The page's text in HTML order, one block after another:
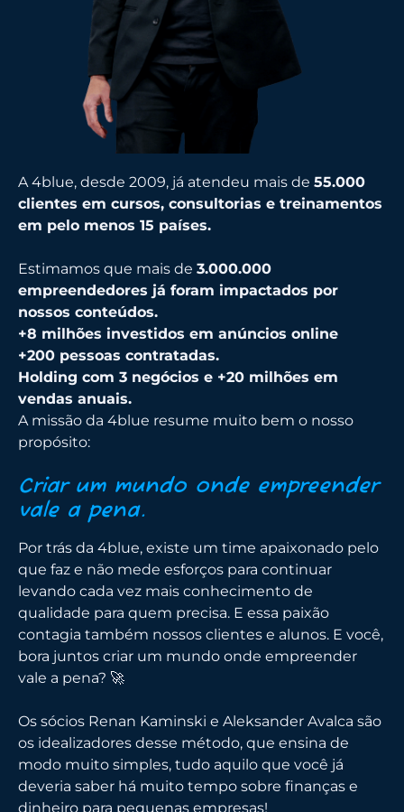
A 4blue, desde 2009, já atendeu mais de 55.000
clientes em cursos, consultorias e treinamentos
em pelo menos 15 países.
Estimamos que mais de 3.000.000
empreendedores já foram impactados por
nossos conteúdos.
+8 milhões investidos em anúncios online
+200 pessoas contratadas.
Holding com 3 negócios e +20 milhões em
vendas anuais.
A missão da 4blue resume muito bem o nosso
propósito:
Criar um mundo onde empreender
vale a pena.
Por trás da 4blue, existe um time apaixonado pelo
que faz e não mede esforços para continuar
levando cada vez mais conhecimento de
qualidade para quem precisa. E essa paixão
contagia também nossos clientes e alunos. E você,
bora juntos criar um mundo onde empreender
vale a pena? 🚀
Os sócios Renan Kaminski e Aleksander Avalca são
os idealizadores desse método, que ensina de
modo muito simples, tudo aquilo que você já
deveria saber há muito tempo sobre finanças e
dinheiro para pequenas empresas!